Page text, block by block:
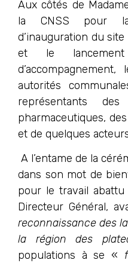
Aux côtés de
la CNSS pour la
d’inauguration du
et le
autorités
représentants
pharmaceutiques,
et de quelques
A l’entame de la
dans son mot de
pour le travail
Directeur Général,
reconnaissance des
la région des
populations à se «